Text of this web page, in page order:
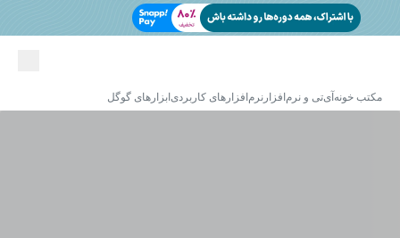
مکتب خونه آی‌تی و نرم‌افزار نرم‌افزارهای کاربردی ابزارهای گوگل